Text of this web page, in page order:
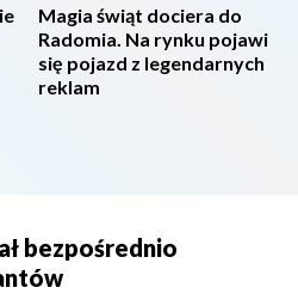
Magia świąt dociera do
Radomia. Na rynku pojawi
się pojazd z legendarnych
reklam
bezpośrednio